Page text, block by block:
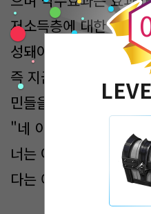
저소득층에 대한 소득
성돼야 한다는 의미지.
즉 지금 시빌 영지의
민들을 착취해선 안 된
"네 이놈! 무슨 신박한
너는 어찌하여 데미언
다는 얘기를 그렇게 어